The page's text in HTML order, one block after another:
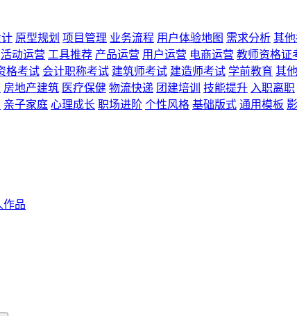
原型规划 项目管理 业务流程 用户体验地图 需求分析 其
活动运营 工具推荐 产品运营 用户运营 电商运营 教师资格证
格考试 会计职称考试 建筑师考试 建造师考试 学前教育 其
房地产建筑 医疗保健 物流快递 团建培训 技能提升 入职离职
亲子家庭 心理成长 职场进阶 个性风格 基础版式 通用模板
作品